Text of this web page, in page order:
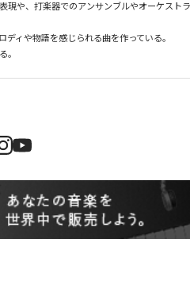
現や、打楽器でのアンサンブルやオーケスト
ィや物語を感じられる曲を作っている。
。